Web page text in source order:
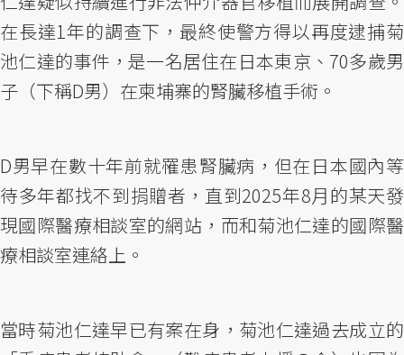
在長達1年的調查下，最終使警方得以再度逮捕菊
池仁達的事件，是一名居住在日本東京、70多歲男
子（下稱D男）在柬埔寨的腎臟移植手術。
D男早在數十年前就罹患腎臟病，但在日本國內等
待多年都找不到捐贈者，直到2025年8月的某天發
現國際醫療相談室的網站，而和菊池仁達的國際醫
療相談室連絡上。
當時菊池仁達早已有案在身，菊池仁達過去成立的